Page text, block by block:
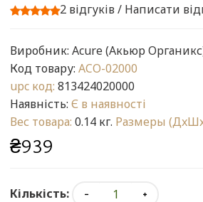
2 відгуків/ Написати
Виробник: Acure (Акьюр
Код товару: ACO-02000
upc код: 813424020000
Наявність: Є в наявності
Вес товара: 0.14 кг. Размеры
₴939
Кількість: